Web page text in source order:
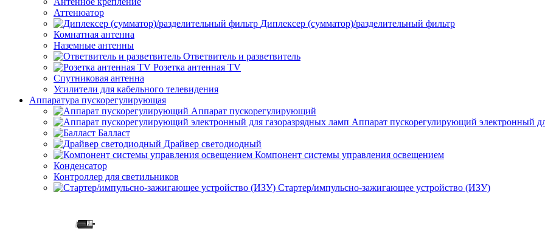
Аттенюатор
Диплексер (сумматор)/разделительный фильтр
Комнатная антенна
Наземные антенны
Ответвитель и разветвитель
Розетка антенная TV
Спутниковая антенна
Усилители для кабельного телевидения
Аппаратура пускорегулирующая
Аппарат пускорегулирующий
Аппарат пускорегулирующий электронный
Балласт
Драйвер светодиодный
Компонент системы управления освещением
Конденсатор
Контроллер для светильников
Стартер/импульсно-зажигающее устройство (ИЗУ)